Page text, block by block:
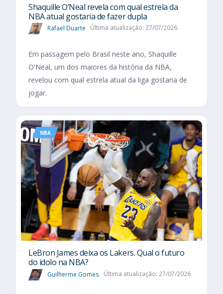
Shaquille O’Neal revela com qual estrela da
NBA atual gostaria de fazer dupla
Rafael Duarte Última atualização: 27/07/2026
Em passagem pelo Brasil neste ano, Shaquille
O'Neal, um dos maiores da história da NBA,
revelou com qual estrela atual da liga gostaria de
jogar.
NBA
LeBron James deixa os Lakers. Qual o futuro
do ídolo na NBA?
Guilherme Gomes Última atualização: 27/07/2026